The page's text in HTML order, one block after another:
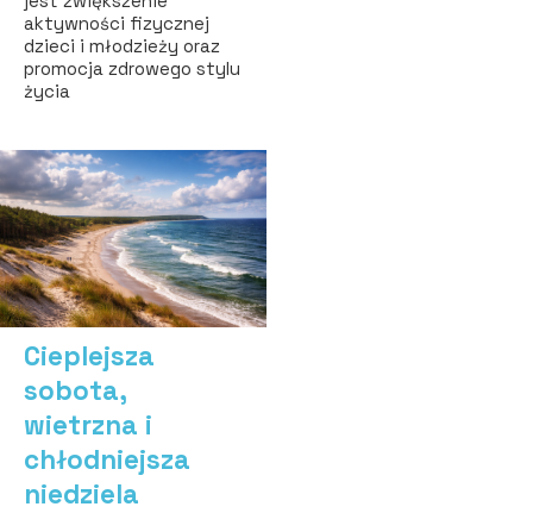
aktywności fizycznej
dzieci i młodzieży oraz
promocja zdrowego stylu
życia
Cieplejsza
sobota,
wietrzna i
chłodniejsza
niedziela